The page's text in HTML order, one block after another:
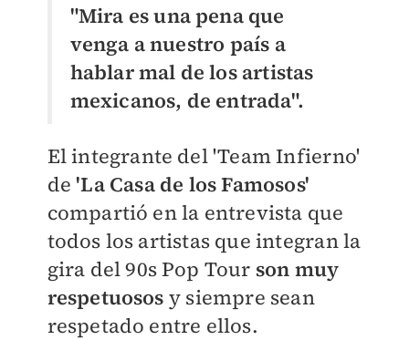
"Mira es una pena que
venga a nuestro país a
hablar mal de los artistas
mexicanos, de entrada".
El integrante del 'Team Infierno'
de'La Casa de los Famosos'
compartió en la entrevista que
todos los artistas que integran la
gira del 90s Pop Tour son muy
respetuosos y siempre sean
respetado entre ellos.